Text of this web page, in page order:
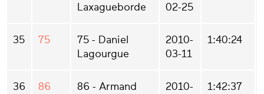
Laxagueborde
02-25
35 75
75 - Daniel
Lagourgue
2010-
03-11
1:40:24
36 86
86 - Armand
2010-
1:42:37